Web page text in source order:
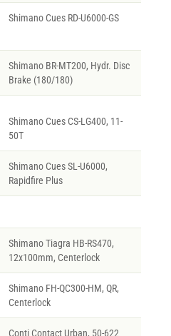
Shimano Cues RD-U6000-GS
Shimano BR-MT200, Hydr. Disc
Brake (180/180)
Shimano Cues CS-LG400, 11-
50T
Shimano Cues SL-U6000,
Rapidfire Plus
Shimano Tiagra HB-RS470,
12x100mm, Centerlock
Shimano FH-QC300-HM, QR,
Centerlock
Conti Contact Urban, 50-622